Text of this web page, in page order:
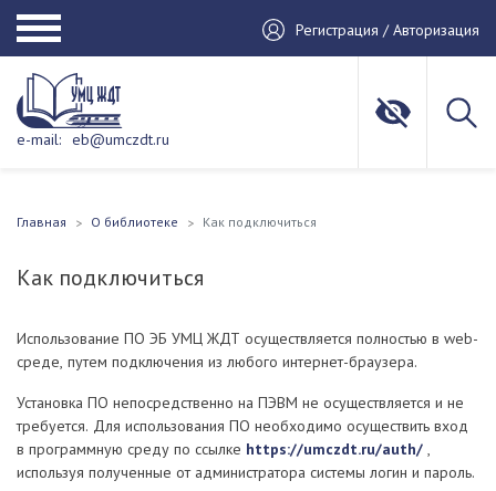
Регистрация / Авторизация
e-mail: eb@umczdt.ru
Главная О библиотеке Как подключиться
Как подключиться
Использование ПО ЭБ УМЦ ЖДТ осуществляется полностью в web-
среде, путем подключения из любого интернет-браузера.
Установка ПО непосредственно на ПЭВМ не осуществляется и не
требуется. Для использования ПО необходимо осуществить вход
в программную среду по ссылке https://umczdt.ru/auth/ ,
используя полученные от администратора системы логин и пароль.